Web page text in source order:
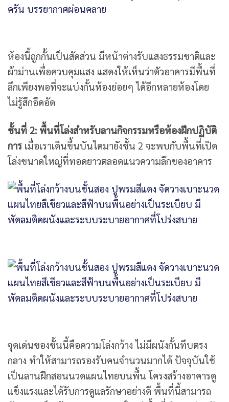
ห้องนี้ถูกกั้นเป็นสัดส่วน มีหน้าต่างรับแสงธรรมชาติและ
ผ้าม่านเพื่อควบคุมแสง แสดงให้เห็นว่าตัวอาคารมีพื้นที่
ลึกเพียงพอที่จะแบ่งกั้นห้องย่อยๆ ได้อีกหลายห้องโดย
ไม่รู้สึกอึดอัด
ชั้นที่ 2: พื้นที่โล่งสำหรับลานกิจกรรมหรือห้องฝึกปฏิบัติ
การ เมื่อเราเดินขึ้นบันไดมายังชั้น 2 จะพบกับพื้นที่เปิด
โล่งขนาดใหญ่ที่ทอดยาวตลอดแนวความลึกของอาคาร
จุดเด่นของชั้นนี้คือความโล่งกว้าง ไม่มีผนังกั้นทึบตรง
กลาง ทำให้สามารถรองรับคนจำนวนมากได้ ปัจจุบันใช้
เป็นลานฝึกสอนนวดแผนไทยบนพื้น โครงสร้างอาคารดู
แข็งแรงและได้รับการดูแลรักษาอย่างดี พื้นที่นี้สามารถ